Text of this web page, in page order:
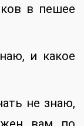
в пешее
и какое
не знаю,